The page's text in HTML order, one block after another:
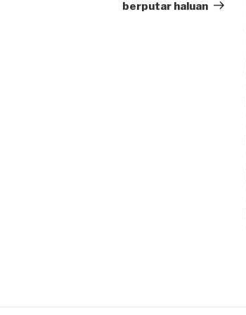
Post
berputar haluan